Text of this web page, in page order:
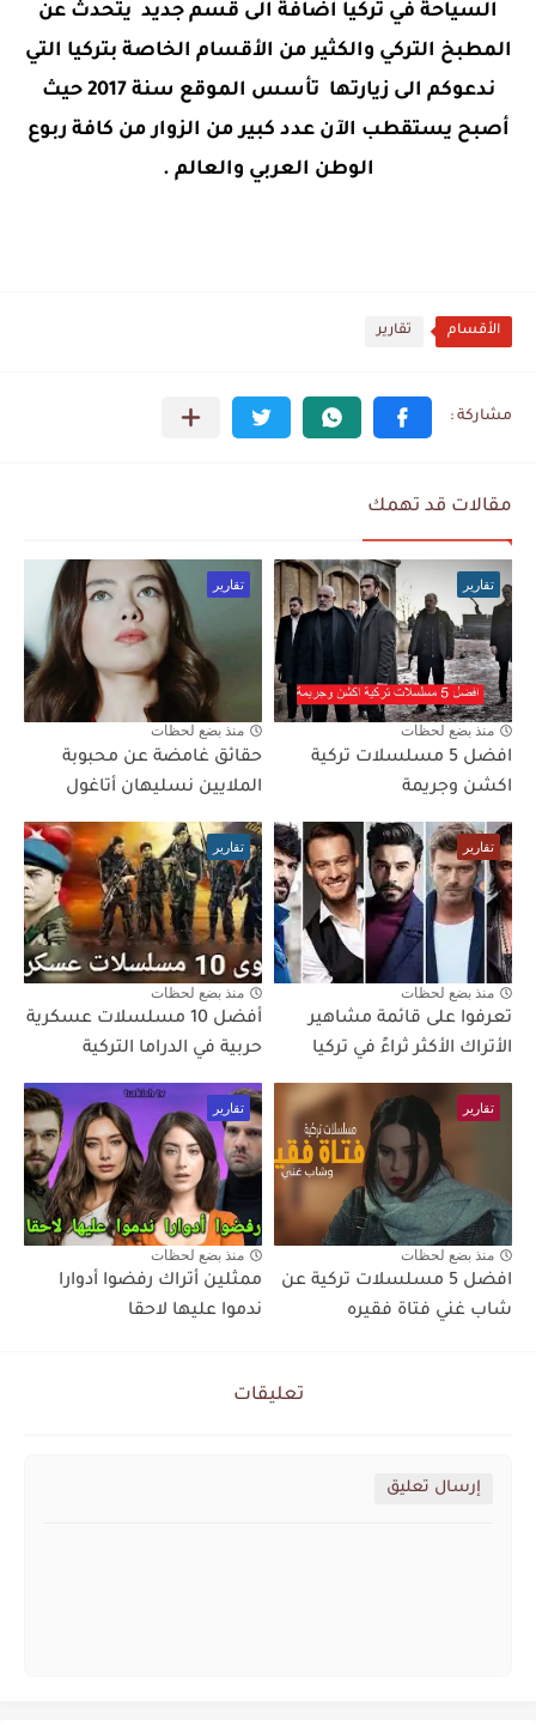
السياحة في تركيا اضافة الى قسم جديد يتحدث عن
المطبخ التركي والكثير من الأقسام الخاصة بتركيا التي
ندعوكم الى زيارتها تأسس الموقع سنة 2017 حيث
أصبح يستقطب الآن عدد كبير من الزوار من كافة ربوع
الوطن العربي والعالم .
الأقسام تقارير
مقالات قد تهمك
تقارير
منذ بضع لحظات
افضل 5 مسلسلات تركية
اكشن وجريمة
تقارير
منذ بضع لحظات
حقائق غامضة عن محبوبة
الملايين نسليهان أتاغول
تقارير
منذ بضع لحظات
تعرفوا على قائمة مشاهير
الأتراك الأكثر ثراءً في تركيا
تقارير
منذ بضع لحظات
أفضل 10 مسلسلات عسكرية
حربية في الدراما التركية
تقارير
منذ بضع لحظات
افضل 5 مسلسلات تركية عن
شاب غني فتاة فقيره
تقارير
منذ بضع لحظات
ممثلين أتراك رفضوا أدوارا
ندموا عليها لاحقا
تعليقات
إرسال تعليق